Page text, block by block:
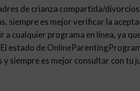
de crianza compartida/
siempre es mejor verificar la
cualquier programa en línea, ya
estado de
siempre es mejor consultar con tu